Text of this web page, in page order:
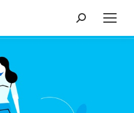
Recherche